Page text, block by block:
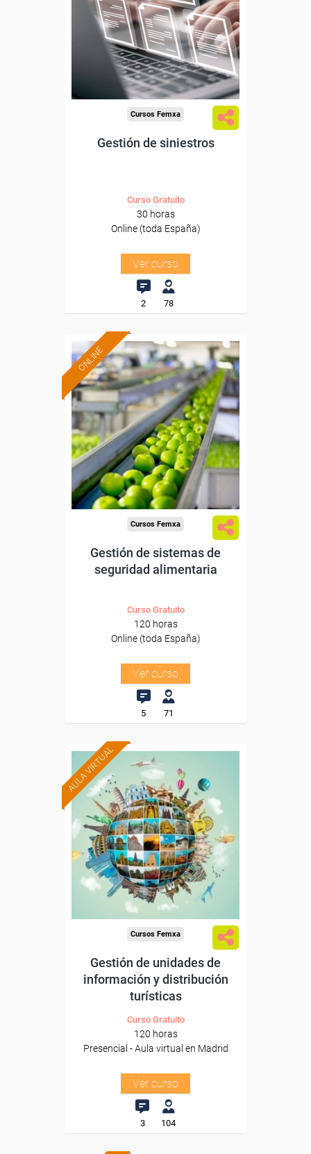
Para desempleados,
trabajadores y autónomos.
Sector
-Finanzas y Seguros.
Cursos Femxa
Gestión de siniestros
Curso Gratuito
30 horas
Online (toda España)
Ver curso
2 78
ONLINE
Formación 100%
subvencionada.
Para desempleados,
trabajadores y autónomos.
Sector
-Industria Alimentaria.
Cursos Femxa
Gestión de sistemas de
seguridad alimentaria
Curso Gratuito
120 horas
Online (toda España)
Ver curso
5 71
AULA VIRTUAL Formación 100%
subvencionada.
Para desempleados,
trabajadores y autónomos.
Para todos los sectores.
Cursos Femxa
Gestión de unidades de
información y distribución
turísticas
Curso Gratuito
120 horas
Presencial - Aula virtual en Madrid
Ver curso
3 104